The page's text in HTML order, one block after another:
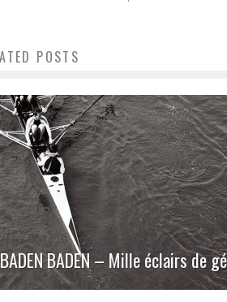
POSTS
BADEN BADEN – Mille éclairs de